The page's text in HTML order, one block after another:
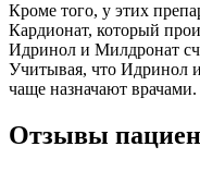
Кроме того, у этих
Кардионат, который
Идринол и Милдронат
Учитывая, что Идринол
чаще назначают врачами.
Отзывы